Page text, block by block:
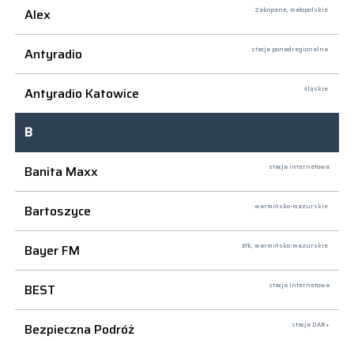
Alex Zakopane, małopolskie
Antyradio stacja ponadregionalna
Antyradio Katowice śląskie
B
Banita Maxx
stacja internetowa
Bartoszyce warmińsko-mazurskie
Bayer FM Ełk, warmińsko-mazurskie
BEST stacja internetowa
Bezpieczna Podróż stacja DAB+